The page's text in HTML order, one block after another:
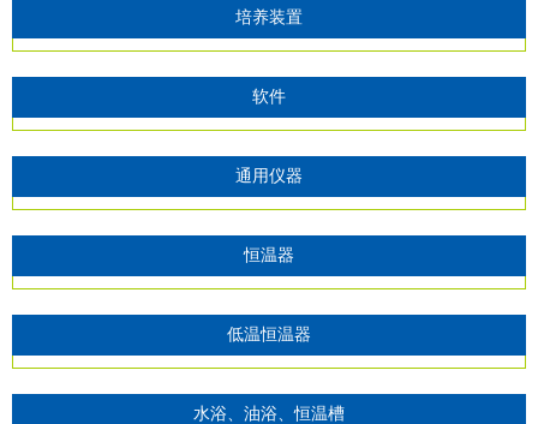
培养装置
软件
通用仪器
恒温器
低温恒温器
水浴、油浴、恒温槽